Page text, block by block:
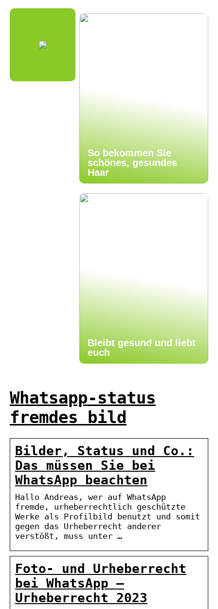
So bekommen Sie
schönes, gesundes
Haar
Bleibt gesund und liebt
euch
Whatsapp-status
fremdes bild
Bilder, Status und Co.:
Das müssen Sie bei
WhatsApp beachten
Hallo Andreas, wer auf WhatsApp
fremde, urheberrechtlich geschützte
Werke als Profilbild benutzt und somit
gegen das Urheberrecht anderer
verstößt, muss unter …
Foto- und Urheberrecht
bei WhatsApp –
Urheberrecht 2023